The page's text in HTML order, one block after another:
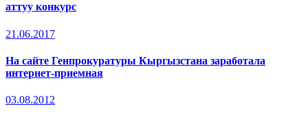
аттуу конкурс
21.06.2017
На сайте Генпрокуратуры Кыргызстана заработала
интернет-приемная
03.08.2012